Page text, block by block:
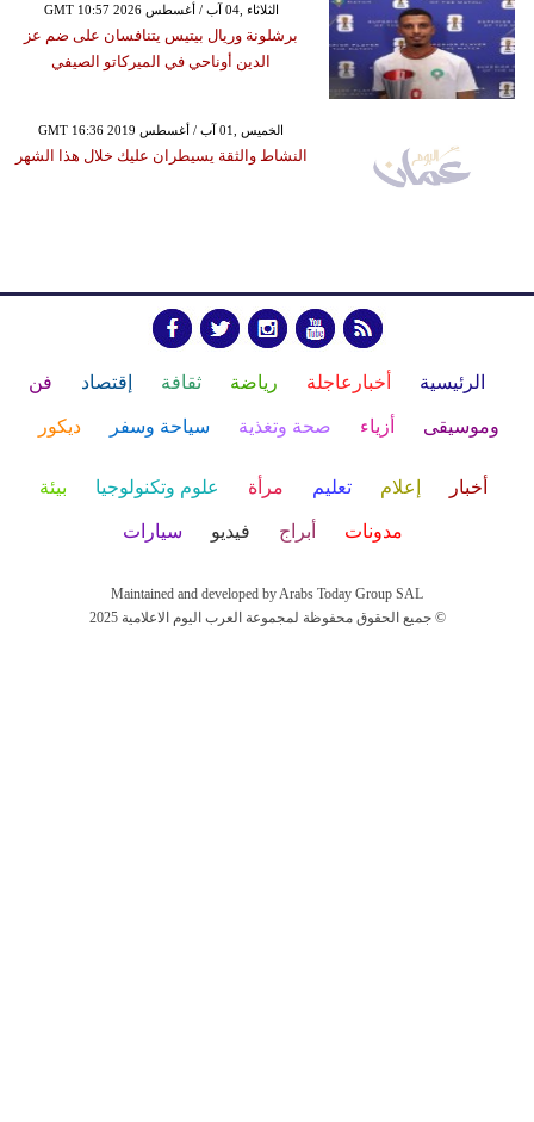
GMT 10:57 2026 الثلاثاء ,04 آب / أغسطس
برشلونة وريال بيتيس يتنافسان على ضم عز
الدين أوناحي في الميركاتو الصيفي
GMT 16:36 2019 الخميس ,01 آب / أغسطس
النشاط والثقة يسيطران عليك خلال هذا الشهر
الرئيسية أخبارعاجلة رياضة ثقافة إقتصاد فن
وموسيقى أزياء صحة وتغذية سياحة وسفر ديكور
أخبار إعلام تعليم مرأة علوم وتكنولوجيا بيئة
مدونات أبراج فيديو سيارات
Maintained and developed by Arabs Today Group SAL
جميع الحقوق محفوظة لمجموعة العرب اليوم الاعلامية 2025 ©